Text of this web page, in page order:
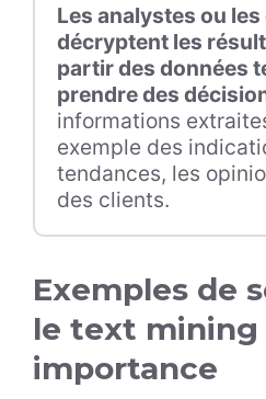
Les analystes ou
décryptent les
partir des données
prendre des
informations
exemple des
tendances, les
des clients.
Exemples de
le text mining
importance